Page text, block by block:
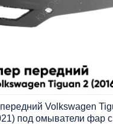
Volkswagen
под омыватели фар с